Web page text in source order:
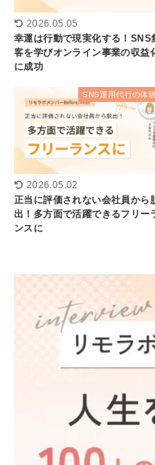
2026.05.05
幸運は行動で現実化する！SNS
客を学びオンライン事業の収益
に成功
SNS運用代行の体
2026.05.02
正当に評価されない会社員から
出！多方面で活躍できるフリー
ンスに